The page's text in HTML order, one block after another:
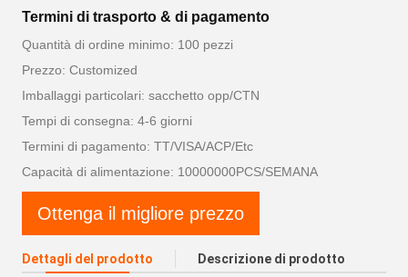
Termini di trasporto & di pagamento
Quantità di ordine minimo: 100 pezzi
Prezzo: Customized
Imballaggi particolari: sacchetto opp/CTN
Tempi di consegna: 4-6 giorni
Termini di pagamento: TT/VISA/ACP/Etc
Capacità di alimentazione: 10000000PCS/SEMANA
Ottenga il migliore prezzo
Dettagli del prodotto Descrizione di prodotto